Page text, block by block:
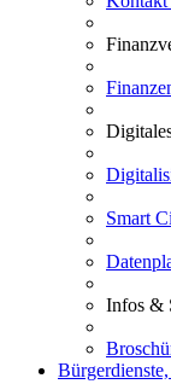
Smart
Infos &